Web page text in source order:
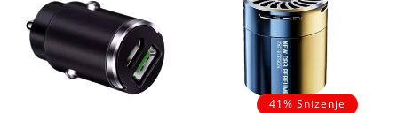
41% Snizenje